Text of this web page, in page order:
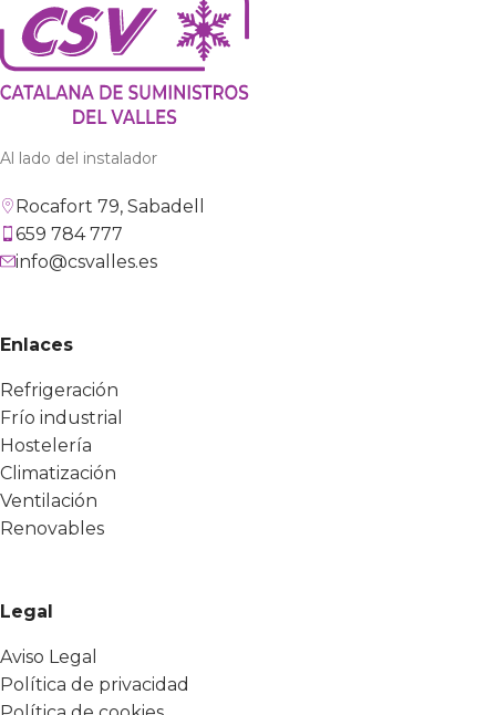
Al lado del instalador
Rocafort 79, Sabadell
659 784 777
info@csvalles.es
Enlaces
Refrigeración
Frío industrial
Hostelería
Climatización
Ventilación
Renovables
Legal
Aviso Legal
Política de privacidad